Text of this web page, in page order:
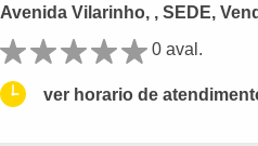
Avenida Vilarinho, , SEDE,
0 aval.
ver horario de